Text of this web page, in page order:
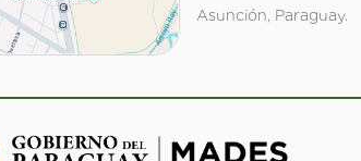
Asunción, Paraguay.